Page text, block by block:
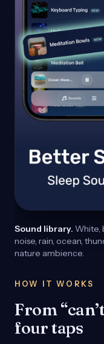
Sound library. White,
noise, rain, ocean,
nature ambience.
HOW IT WORKS
From
four taps